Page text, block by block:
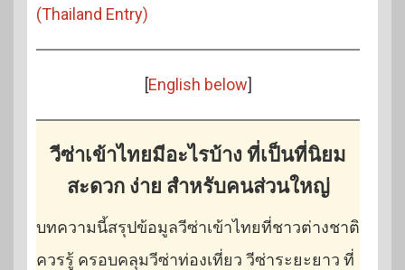
(Thailand Entry)
[English below]
วีซ่าเข้าไทยมีอะไรบ้าง ที่เป็นที่นิยม
สะดวก ง่าย สำหรับคนส่วนใหญ่
บทความนี้สรุปข้อมูลวีซ่าเข้าไทยที่ชาวต่างชาติ
ควรรู้ ครอบคลุมวีซ่าท่องเที่ยว วีซ่าระยะยาว ที่